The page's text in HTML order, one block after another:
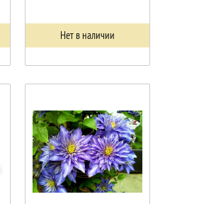
Нет в наличии